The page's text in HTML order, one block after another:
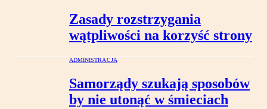
Zasady rozstrzygania
wątpliwości na korzyść strony
ADMINISTRACJA
Samorządy szukają sposobów
by nie utonąć w śmieciach